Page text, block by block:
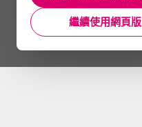
繼續使用網頁版